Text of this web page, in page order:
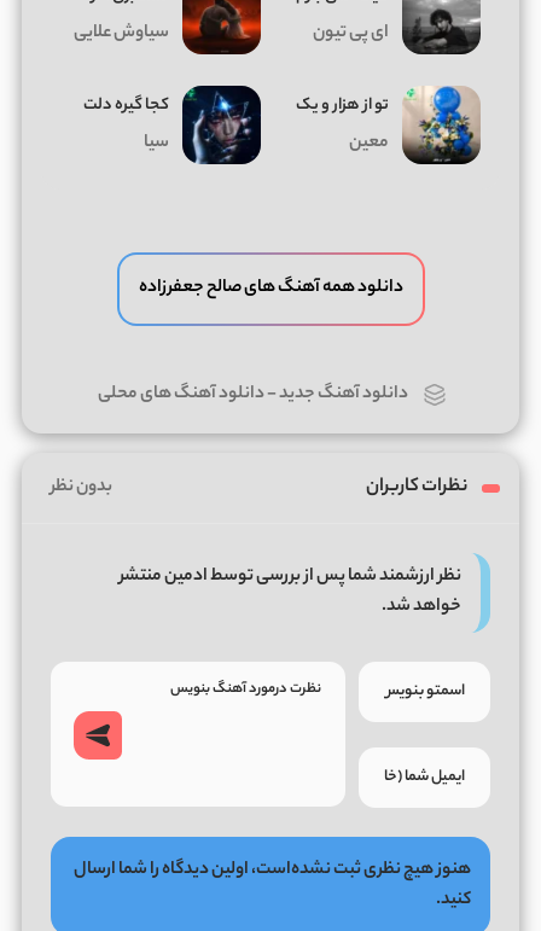
ای پی تیون سیاوش علایی
تو از هزار و یک
معین
کجا گیره دلت
سیا
دانلود همه آهنگ های صالح جعفرزاده
دانلود آهنگ جدید-دانلود آهنگ های محلی
نظرات کاربران بدون نظر
نظر ارزشمند شما پس از بررسی توسط ادمین منتشر
خواهد شد.
هنوز هیچ نظری ثبت نشده‌است، اولین دیدگاه را شما ارسال
کنید.